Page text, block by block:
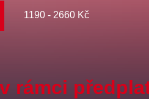
1190 - 2660 Kč
rámci